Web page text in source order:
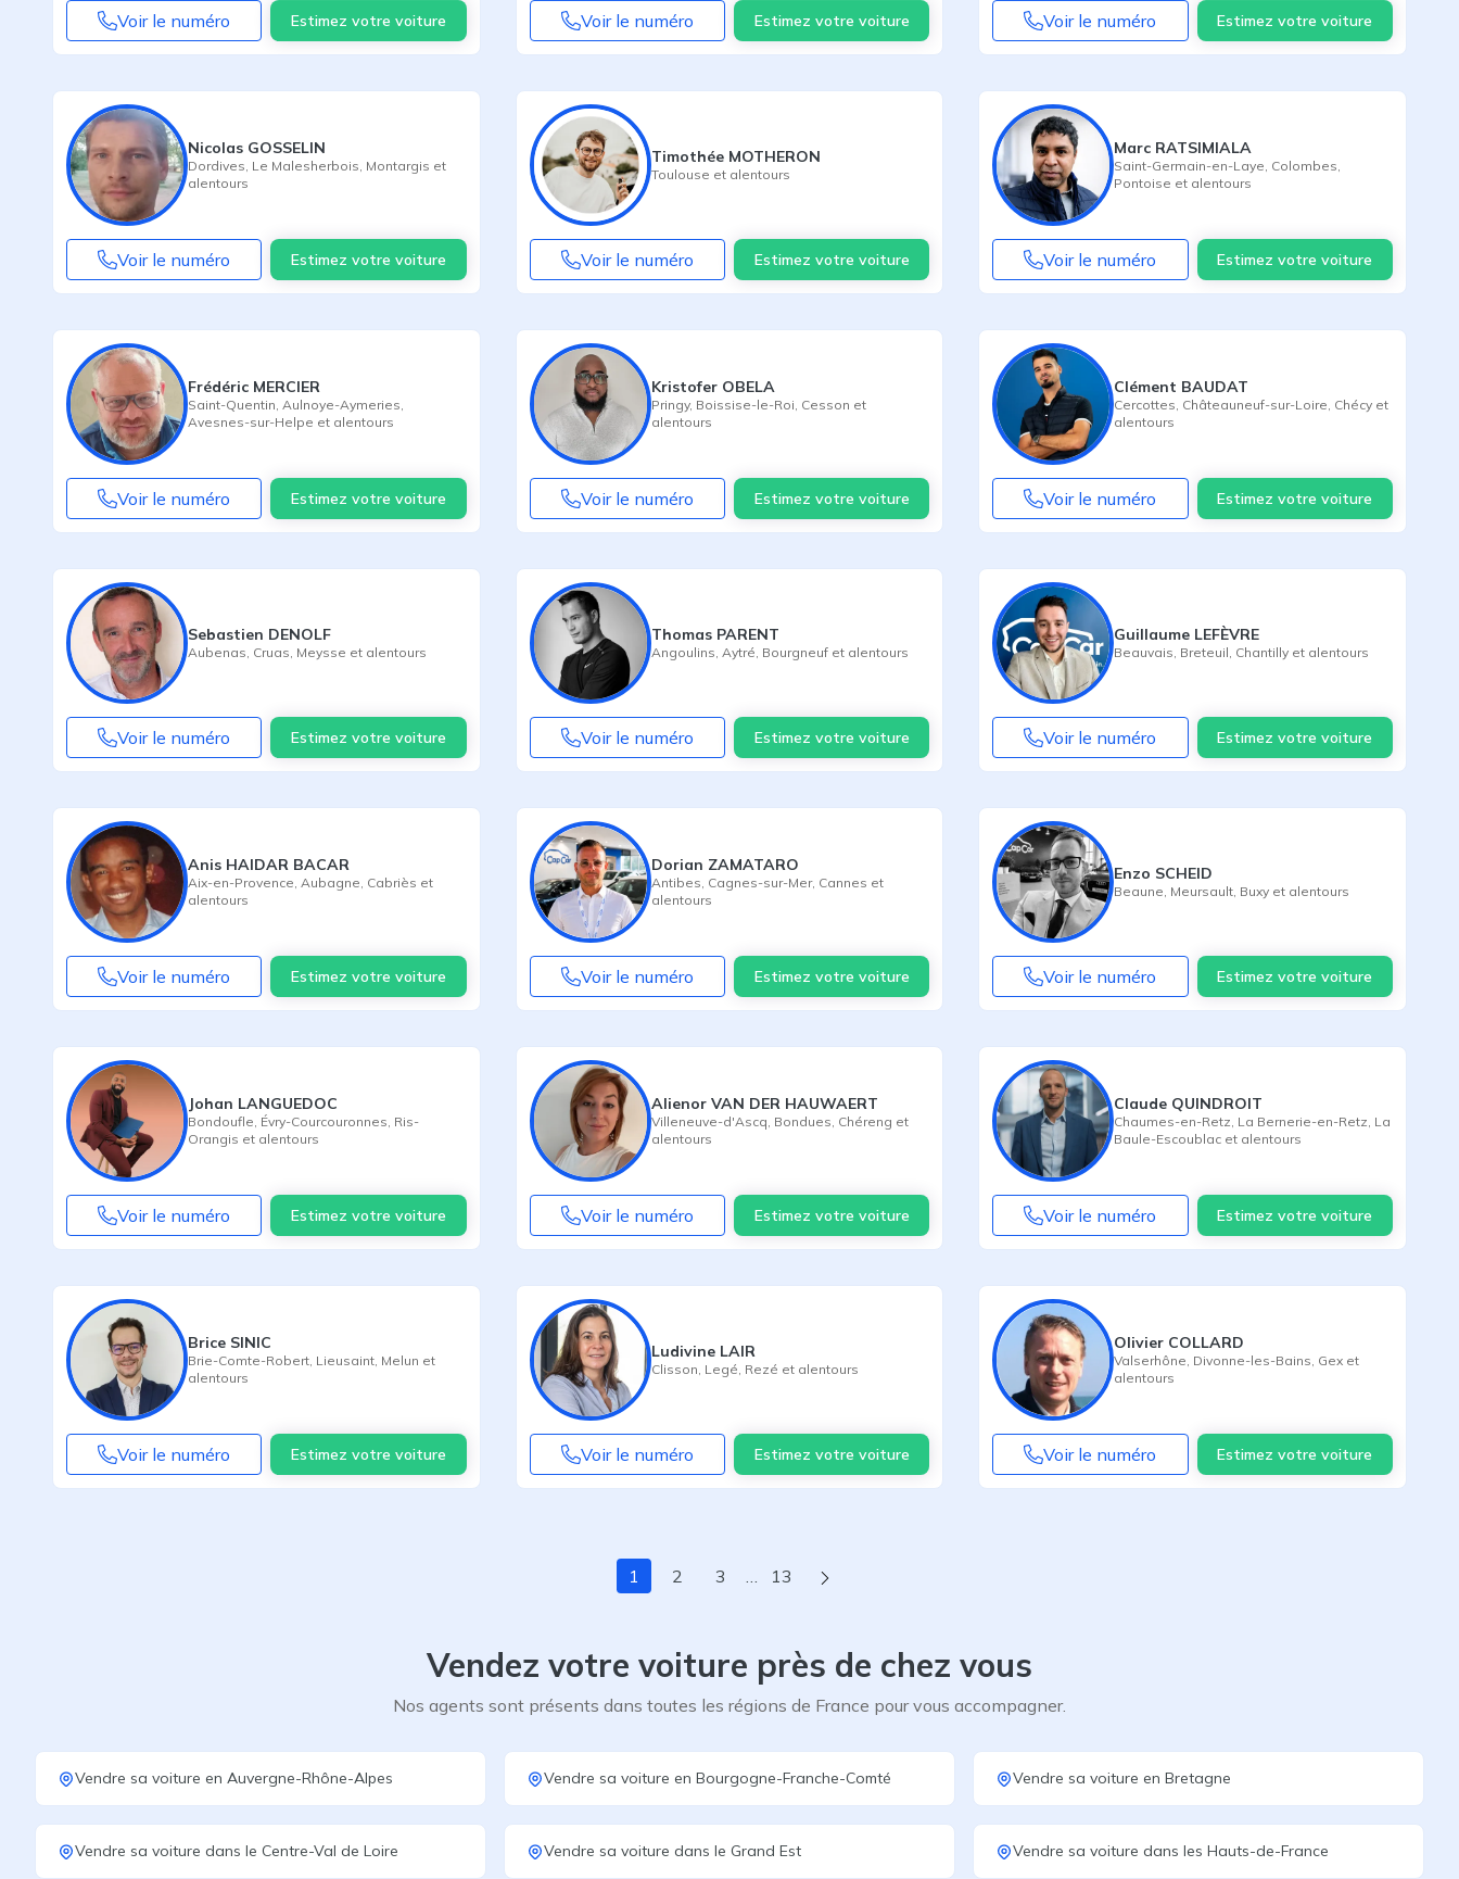
Voir le numéro Estimez votre voiture Voir le numéro Estimez votre voiture Voir le numéro Estimez votre voiture
Nicolas GOSSELIN
Dordives Le Malesherbois Montargis et
alentours
Voir le numéro Estimez votre voiture
Timothée MOTHERON
Toulouse et alentours
Voir le numéro Estimez votre voiture
Marc RATSIMIALA
Saint-Germain-en-Laye Colombes
Pontoise et alentours
Voir le numéro Estimez votre voiture
Frédéric MERCIER
Saint-Quentin Aulnoye-Aymeries
Avesnes-sur-Helpe et alentours
Voir le numéro Estimez votre voiture
Kristofer OBELA
Pringy, Boissise-le-Roi Cesson et
alentours
Voir le numéro Estimez votre voiture
Clément BAUDAT
Cercottes Châteauneuf-sur-Loire Chécy et
alentours
Voir le numéro Estimez votre voiture
Sebastien DENOLF
Aubenas Cruas Meysse et alentours
Voir le numéro Estimez votre voiture
Thomas PARENT
Angoulins Aytré Bourgneufet alentours
Voir le numéro Estimez votre voiture
Guillaume LEFÈVRE
Beauvais Breteuil Chantilly et alentours
Voir le numéro Estimez votre voiture
Anis HAIDAR BACAR
Aix-en-Provence Aubagne Cabriès et
alentours
Voir le numéro Estimez votre voiture
Dorian ZAMATARO
Antibes Cagnes-sur-Mer, Cannes et
alentours
Voir le numéro Estimez votre voiture
Enzo SCHEID
Beaune Meursault Buxy et alentours
Voir le numéro Estimez votre voiture
Johan LANGUEDOC
Bondoufle Évry-Courcouronnes Ris-
Orangis et alentours
Voir le numéro Estimez votre voiture
Alienor VAN DER HAUWAERT
Villeneuve-d'Ascq Bondues Chéreng et
alentours
Voir le numéro Estimez votre voiture
Claude QUINDROIT
Chaumes-en-Retz La Bernerie-en-Retz La
Baule-Escoublac et alentours
Voir le numéro Estimez votre voiture
Brice SINIC
Brie-Comte-Robert Lieusaint Melun et
alentours
Voir le numéro Estimez votre voiture
Ludivine LAIR
Clisson Legé Rezé et alentours
Voir le numéro Estimez votre voiture
Olivier COLLARD
Valserhône Divonne-les-Bains Gex et
alentours
Voir le numéro Estimez votre voiture
1 2 3 … 13
Vendez votre voiture près de chez vous
Nos agents sont présents dans toutes les régions de France pour vous accompagner.
Vendre sa voiture en Auvergne-Rhône-Alpes Vendre sa voiture en Bourgogne-Franche-Comté Vendre sa voiture en Bretagne
Vendre sa voiture dans le Centre-Val de Loire Vendre sa voiture dans le Grand Est Vendre sa voiture dans les Hauts-de-France